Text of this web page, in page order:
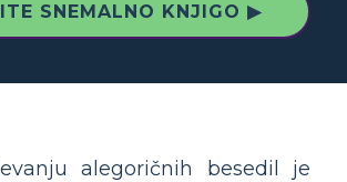
SNEMALNO KNJIGO ▶
alegoričnih besedil je